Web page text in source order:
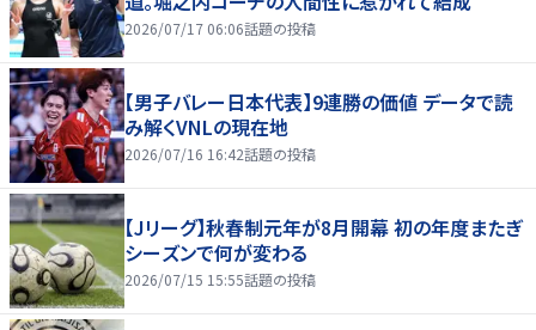
2026/07/17 06:06話題の投稿
【男子バレー日本代表】9連勝の価値 データで読
み解くVNLの現在地
2026/07/16 16:42話題の投稿
【Jリーグ】秋春制元年が8月開幕 初の年度またぎ
シーズンで何が変わる
2026/07/15 15:55話題の投稿